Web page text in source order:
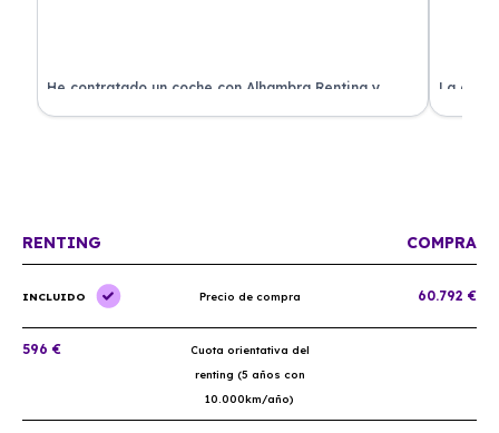
He contratado un coche con Alhambra Renting y
estoy impresionado. Todo ha sido transparente y sin
La
RENTING COMPRA
INCLUIDO Precio de compra 60.792 €
596 €
Cuota orientativa del
renting (5 años con
10.000km/año)